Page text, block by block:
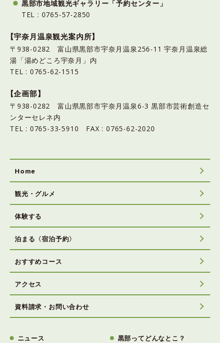
黒部市地域観光ギャラリー「予約センター」
TEL : 0765-57-2850
【宇奈月温泉観光案内所】
〒938-0282 富山県黒部市宇奈月温泉256-11 宇奈月温泉総
湯「湯めどころ宇奈月」内
TEL : 0765-62-1515
【企画部】
〒938-0282 富山県黒部市宇奈月温泉6-3 黒部市芸術創造セ
ンターセレネ内
TEL : 0765-33-5910 FAX : 0765-62-2020
Home
観光・グルメ
体験する
泊まる〈宿泊予約〉
おすすめコース
アクセス
資料請求・お問い合わせ
ニュース
黒部ってどんなとこ？